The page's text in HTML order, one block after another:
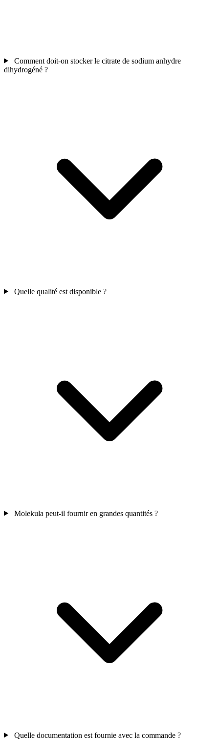
Comment doit-on stocker le citrate de sodium anhydre
dihydrogéné ?
Quelle qualité est disponible ?
Molekula peut-il fournir en grandes quantités ?
Quelle documentation est fournie avec la commande ?